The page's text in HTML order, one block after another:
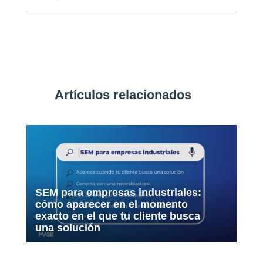
Artículos relacionados
SEM para empresas industriales:
cómo aparecer en el momento
exacto en el que tu cliente busca
una solución